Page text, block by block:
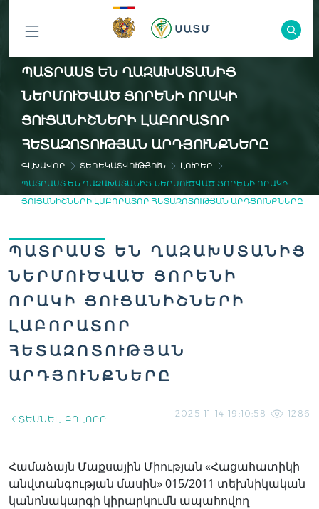
ԲՈԼՈՐ
ԲԱԺԻՆՆԵՐԸ
ՊԱՏՐԱՍՏ ԵՆ ՂԱԶԱԽՍՏԱՆԻՑ
ՆԵՐՄՈՒԾՎԱԾ ՑՈՐԵՆԻ ՈՐԱԿԻ
ՑՈՒՑԱՆԻՇՆԵՐԻ ԼԱԲՈՐԱՏՈՐ
ՀԵՏԱԶՈՏՈՒԹՅԱՆ ԱՐԴՅՈՒՆՔՆԵՐԸ
ԳԼԽԱՎՈՐ ՏԵՂԵԿԱՏՎՈՒԹՅՈՒՆ
ԼՈՒՐԵՐ
ՊԱՏՐԱՍՏ ԵՆ ՂԱԶԱԽՍՏԱՆԻՑ ՆԵՐՄՈՒԾՎԱԾ ՑՈՐԵՆԻ ՈՐԱԿԻ
ՑՈՒՑԱՆԻՇՆԵՐԻ ԼԱԲՈՐԱՏՈՐ ՀԵՏԱԶՈՏՈՒԹՅԱՆ ԱՐԴՅՈՒՆՔՆԵՐԸ
ՊԱՏՐԱՍՏ ԵՆ ՂԱԶԱԽՍՏԱՆԻՑ
ՆԵՐՄՈՒԾՎԱԾ ՑՈՐԵՆԻ
ՈՐԱԿԻ ՑՈՒՑԱՆԻՇՆԵՐԻ
ԼԱԲՈՐԱՏՈՐ
ՀԵՏԱԶՈՏՈՒԹՅԱՆ
ԱՐԴՅՈՒՆՔՆԵՐԸ
ՏԵՍՆԵԼ ԲՈԼՈՐԸ
2025-11-14 19:10:58 1286
Համաձայն Մաքսային Միության «Հացահատիկի
անվտանգության մասին» 015/2011 տեխնիկական
կանոնակարգի կիրարկումն ապահովող